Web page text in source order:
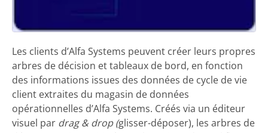
Les clients d’Alfa Systems peuvent créer leurs propres
arbres de décision et tableaux de bord, en fonction
des informations issues des données de cycle de vie
client extraites du magasin de données
opérationnelles d’Alfa Systems. Créés via un éditeur
visuel par drag & drop (glisser-déposer), les arbres de